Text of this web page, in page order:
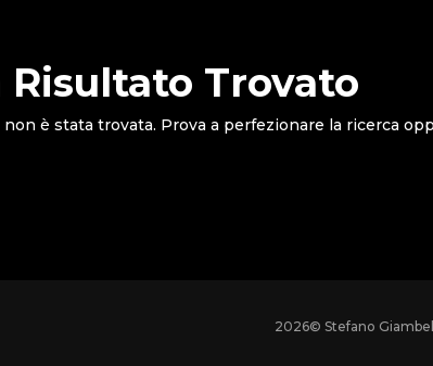
Risultato Trovato
è stata trovata. Prova a perfezionare la ricerca
2026© Stefano